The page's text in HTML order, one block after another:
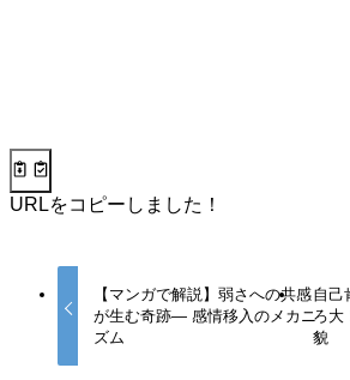
URLをコピーしました！
【マンガで解説】弱さへの共感
が生む奇跡— 感情移入のメカニ
ズム
自己
ろ大
貌